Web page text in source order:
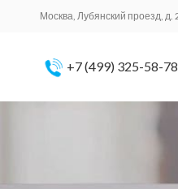
Москва, Лубянский проезд,
+7 (499) 325-58-78